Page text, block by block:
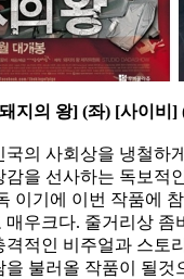
지의 왕] (좌) [사이비]
국의 사회상을 냉철하
감을 선사하는 독보적
이기에 이번 작품에
우크다. 줄거리상 좀
격적인 비주얼과 스토
을 불러올 작품이 될것